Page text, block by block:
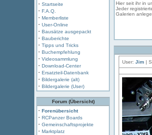
· Startseite
· F.A.Q.
· Memberliste
· User-Online
· Bausätze ausgepackt
· Bauberichte
· Tipps und Tricks
· Buchempfehlung
· Videosammlung
· Download-Center
· Ersatzteil-Datenbank
· Bildergalerie (alt)
· Bildergalerie (User)
Forum (Übersicht)
· Forenübersicht
· RCPanzer Boards
· Gemeinschaftsprojekte
· Marktplatz
Hier seit ihr in
Jeder
Galerien
User: Jim |